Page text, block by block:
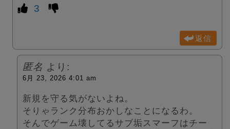
3
返信
匿名 より:
6月 23, 2026 4:01 am
新規を守る気がないよね。
そりゃランク分布おかしなことになるわ。
そんでゲーム壊してるサブ垢スマーフはチー